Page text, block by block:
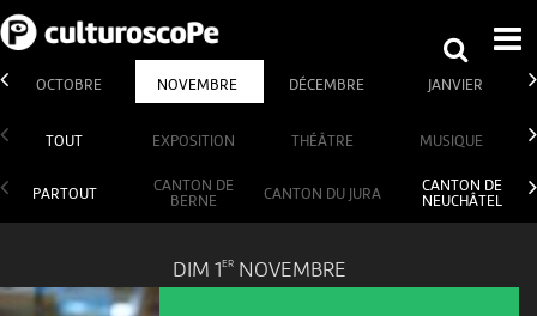
OCTOBRE NOVEMBRE DÉCEMBRE JANVIER
TOUT EXPOSITION THÉÂTRE MUSIQUE
PARTOUT
CANTON DE
BERNE
CANTON DU JURA
CANTON DE
NEUCHÂTEL
DIM 1 ER NOVEMBRE